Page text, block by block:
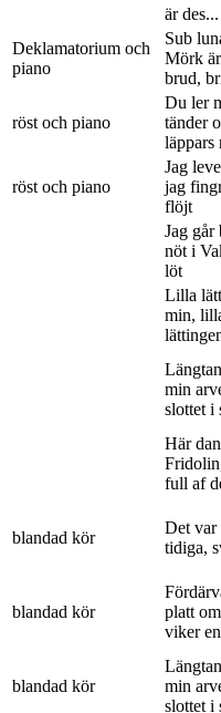
är des...
Deklamatorium och
piano
Sub
Mörk
brud,
röst och piano
Du ler
tänder
läppars
röst och piano
Jag
jag
flöjt
Jag går
nöt i
löt
Lilla
min,
min
slottet i
Här
full af
blandad kör
Det var
tidiga,
blandad kör
platt
viker
blandad kör
min
slottet i